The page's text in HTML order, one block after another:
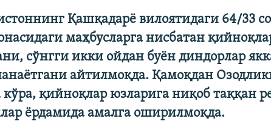
Қашқадарё вилоятидаги 64/33
маҳбусларга нисбатан
сўнгги икки ойдан буён диндорлар
айтилмоқда. Қамоқдан
кўра, қийноқлар юзларига ниқоб таққан
ёрдамида амалга оширилмоқда.